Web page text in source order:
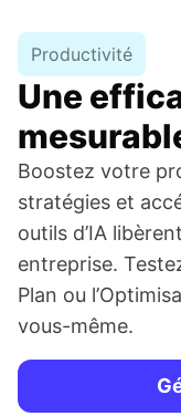
Productivité
Une
Boostez votre
stratégies et
outils d’IA
entreprise.
Plan ou
vous-même.